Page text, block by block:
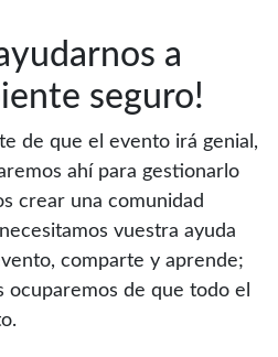
a
seguro!
de que el evento irá genial,
ahí para gestionarlo
crear una comunidad
vuestra ayuda
comparte y aprende;
ocuparemos de que todo el